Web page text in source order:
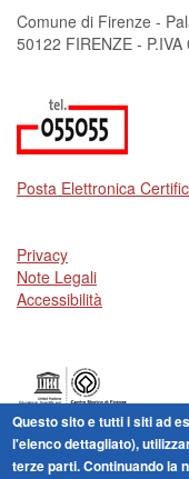
Comune di Firenze -
50122 FIRENZE -
Posta Elettronica
Privacy
Note Legali
Accessibilità
Centro storico di
Questo sito e tutti i siti ad
l'elenco dettagliato),
terze parti. Continuando la